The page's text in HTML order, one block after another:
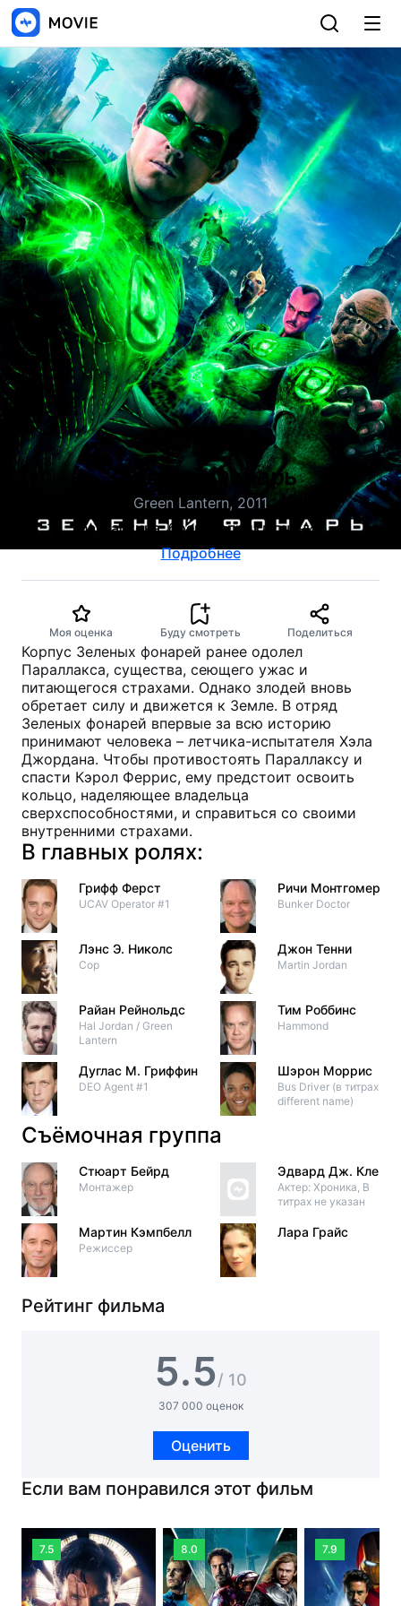
Зеленый Фонарь
Green Lantern, 2011
фантастика, боевик, приключения
Подробнее
Моя оценка Буду смотреть Поделиться
Корпус Зеленых фонарей ранее одолел
Параллакса, существа, сеющего ужас и
питающегося страхами. Однако злодей вновь
обретает силу и движется к Земле. В отряд
Зеленых фонарей впервые за всю историю
принимают человека – летчика-испытателя Хэла
Джордана. Чтобы противостоять Параллаксу и
спасти Кэрол Феррис, ему предстоит освоить
кольцо, наделяющее владельца
сверхспособностями, и справиться со своими
внутренними страхами.
В главных ролях:
Грифф Ферст
UCAV Operator #1
Лэнс Э. Николс
Cop
Райан Рейнольдс
Hal Jordan / Green
Lantern
Дуглас М. Гриффин
DEO Agent #1
Ричи Монтгомери
Bunker Doctor
Джон Тенни
Martin Jordan
Тим Роббинс
Hammond
Шэрон Моррис
Bus Driver (в титрах: a
different name)
Съёмочная группа
Стюарт Бейрд
Монтажер
Мартин Кэмпбелл
Режиссер
Эдвард Дж. Клер
Актер: Хроника, В
титрах не указан
Лара Грайс
Рейтинг фильма
5.5/ 10
307 000 оценок
Оценить
Если вам понравился этот фильм
7.5 8.0 7.9